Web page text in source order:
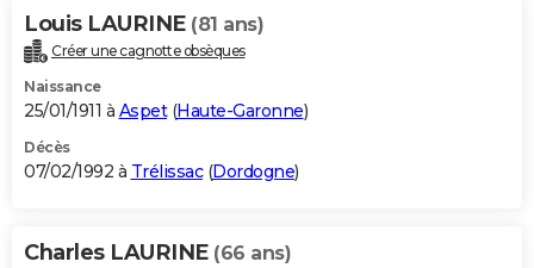
Louis LAURINE (81 ans)
Créer une cagnotte obsèques
Naissance
25/01/1911 à Aspet(Haute-Garonne)
Décès
07/02/1992 à Trélissac(Dordogne)
Charles LAURINE (66 ans)